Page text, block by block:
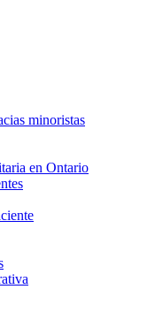
minoristas
en Ontario